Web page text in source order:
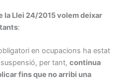
la Llei 24/2015 volem deixar
:
en ocupacions ha estat
per tant,continua
fins que no arribi una